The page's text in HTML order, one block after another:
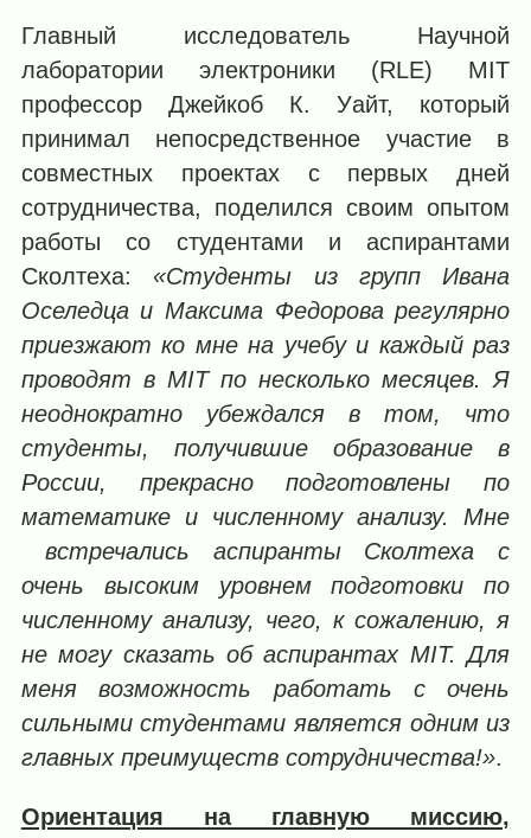
Главный исследователь Научной
лаборатории электроники (RLE) MIT
профессор Джейкоб К. Уайт, который
принимал непосредственное участие в
совместных проектах с первых дней
сотрудничества, поделился своим опытом
работы со студентами и аспирантами
Сколтеха:«Студенты из групп Ивана
Оселедца и Максима Федорова регулярно
приезжают ко мне на учебу и каждый раз
проводят в MIT по несколько месяцев. Я
неоднократно убеждался в том, что
студенты, получившие образование в
России, прекрасно подготовлены по
математике и численному анализу. Мне
встречались аспиранты Сколтеха с
очень высоким уровнем подготовки по
численному анализу, чего, к сожалению, я
не могу сказать об аспирантах MIT. Для
меня возможность работать с очень
сильными студентами является одним из
главных преимуществ сотрудничества!».
Ориентация на главную миссию,